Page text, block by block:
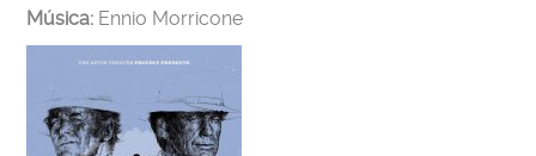
Música: Ennio Morricone